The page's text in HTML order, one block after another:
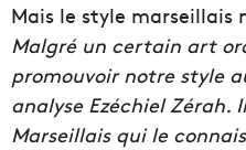
Mais le style marseillais
Malgré un certain art
promouvoir notre style
analyse Ezéchiel Zérah.
Marseillais qui le